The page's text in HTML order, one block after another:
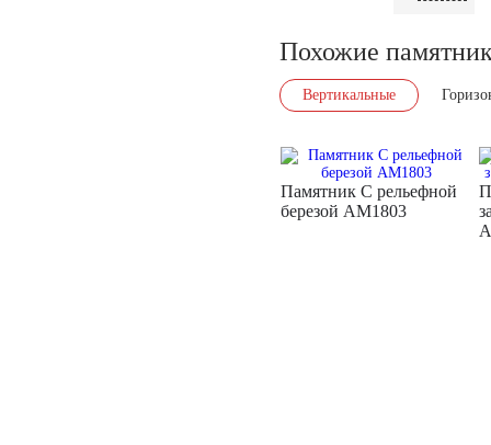
Похожие
Вертикальные
Памятник С рельефной
березой AM1803